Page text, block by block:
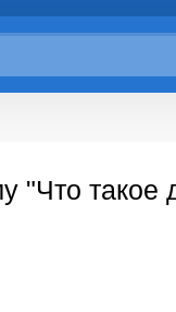
"Что такое